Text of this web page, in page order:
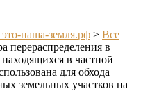
наша-земля.рф > Все
перераспределения в
в частной
для обхода
земельных участков на